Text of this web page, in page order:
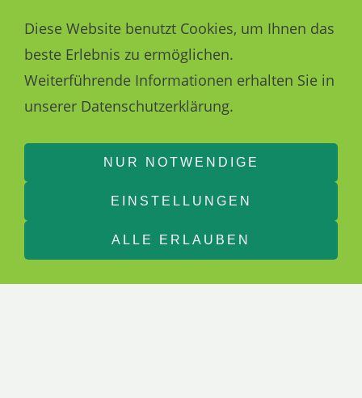
Diese Website benutzt Cookies, um Ihnen das
beste Erlebnis zu ermöglichen.
Weiterführende Informationen erhalten Sie in
unserer Datenschutzerklärung.
NUR NOTWENDIGE
EINSTELLUNGEN
ALLE ERLAUBEN